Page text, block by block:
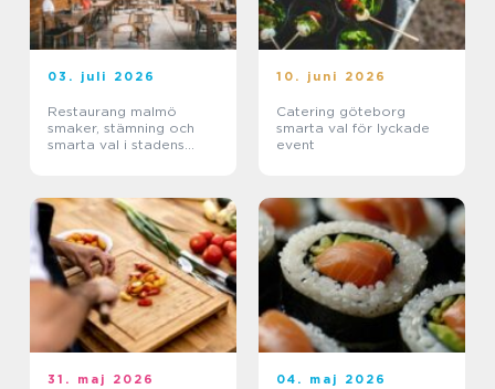
03. juli 2026
Restaurang malmö
smaker, stämning och
smarta val i stadens
10. juni 2026
Catering göteborg
smarta val för lyckade
event
31. maj 2026 04. maj 2026